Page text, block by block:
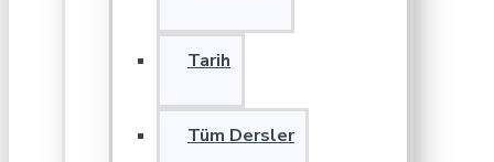
Tarih
Tüm Dersler